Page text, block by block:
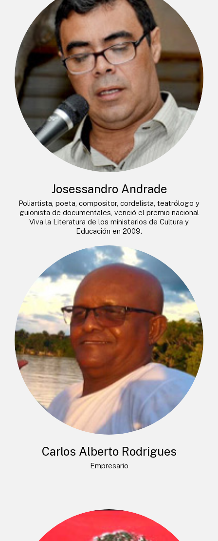
Josessandro Andrade
Poliartista, poeta, compositor, cordelista, teatrólogo y
guionista de documentales, venció el premio nacional
Viva la Literatura de los ministerios de Cultura y
Educación en 2009.
Carlos Alberto Rodrigues
Empresario